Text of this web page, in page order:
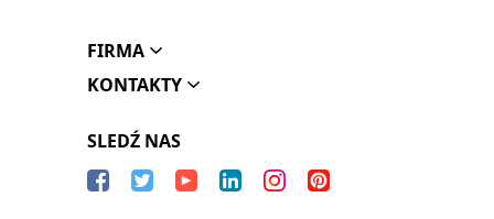
FIRMA
KONTAKTY
SLEDŹ NAS